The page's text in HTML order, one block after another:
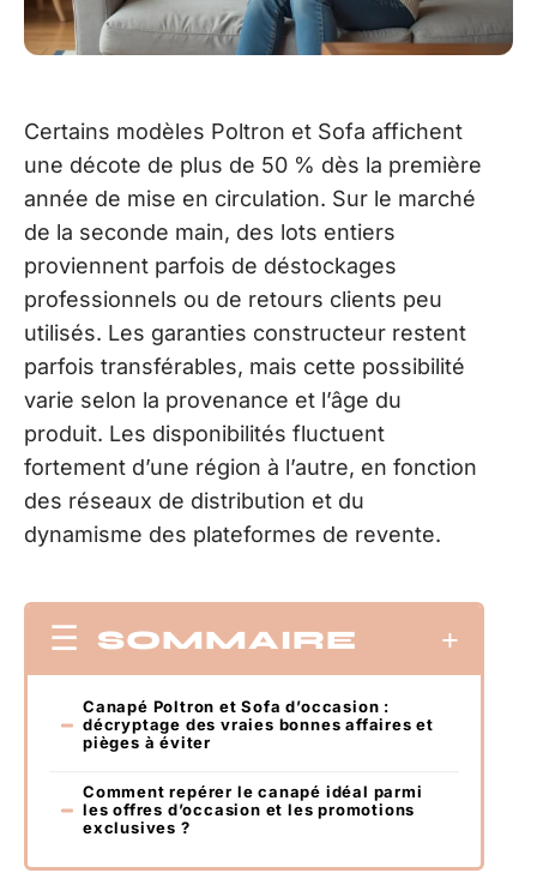
Certains modèles Poltron et Sofa affichent
une décote de plus de 50 % dès la première
année de mise en circulation. Sur le marché
de la seconde main, des lots entiers
proviennent parfois de déstockages
professionnels ou de retours clients peu
utilisés. Les garanties constructeur restent
parfois transférables, mais cette possibilité
varie selon la provenance et l’âge du
produit. Les disponibilités fluctuent
fortement d’une région à l’autre, en fonction
des réseaux de distribution et du
dynamisme des plateformes de revente.
SOMMAIRE
Canapé Poltron et Sofa d’occasion :
décryptage des vraies bonnes affaires et
pièges à éviter
Comment repérer le canapé idéal parmi
les offres d’occasion et les promotions
exclusives ?